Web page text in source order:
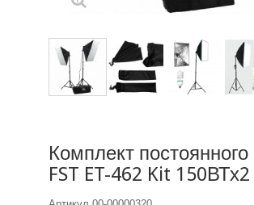
Комплект постоянного
FST ET-462 Kit 150ВТх2